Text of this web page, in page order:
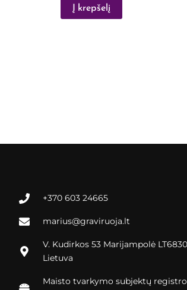
Į krepšelį
+370 603 24665
marius@graviruoja.lt
V. Kudirkos 53 Marijampolė
Lietuva
Maisto tvarkymo subjektų registro